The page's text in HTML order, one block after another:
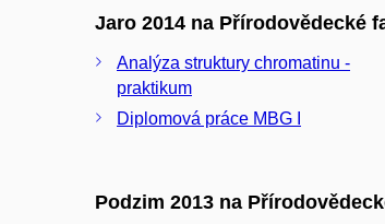
Jaro 2014 na Přírodovědecké
Analýza struktury chromatinu -
praktikum
Diplomová práce MBG I
Podzim 2013 na